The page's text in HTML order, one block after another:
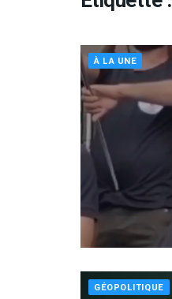
À LA UNE
GÉOPOLITIQUE